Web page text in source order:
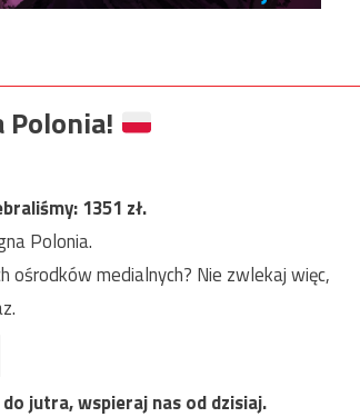
Polonia!
1351 zł.
Polonia.
medialnych? Nie zwlekaj więc,
jutra, wspieraj nas od dzisiaj.